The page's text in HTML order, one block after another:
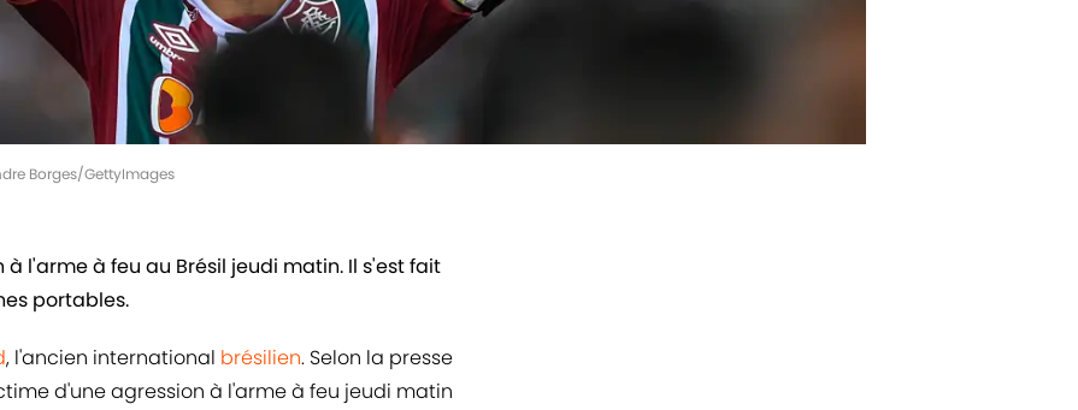
Borges/GettyImages
l'arme à feu au Brésil jeudi matin. Il s'est fait
portables.
, l'ancien international brésilien. Selon la presse
d'une agression à l'arme à feu jeudi matin